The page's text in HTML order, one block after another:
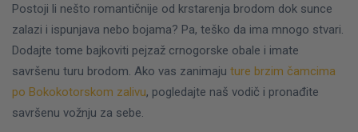
Postoji li nešto romantičnije od krstarenja brodom dok sunce
zalazi i ispunjava nebo bojama? Pa, teško da ima mnogo stvari.
Dodajte tome bajkoviti pejzaž crnogorske obale i imate
savršenu turu brodom. Ako vas zanimaju ture brzim čamcima
po Bokokotorskom zalivu, pogledajte naš vodič i pronađite
savršenu vožnju za sebe.